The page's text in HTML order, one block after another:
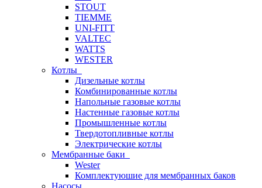
STOUT
TIEMME
UNI-FITT
VALTEC
WATTS
WESTER
Котлы
Дизельные котлы
Комбинированные котлы
Напольные газовые котлы
Настенные газовые котлы
Промышленные котлы
Твердотопливные котлы
Электрические котлы
Мембранные баки
Wester
Комплектуюшие для мембранных баков
Насосы